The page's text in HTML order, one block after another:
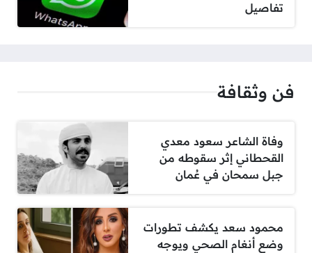
تفاصيل
فن وثقافة
وفاة الشاعر سعود معدي
القحطاني إثر سقوطه من
جبل سمحان في عُمان
محمود سعد يكشف تطورات
وضع أنغام الصحي ويوجه